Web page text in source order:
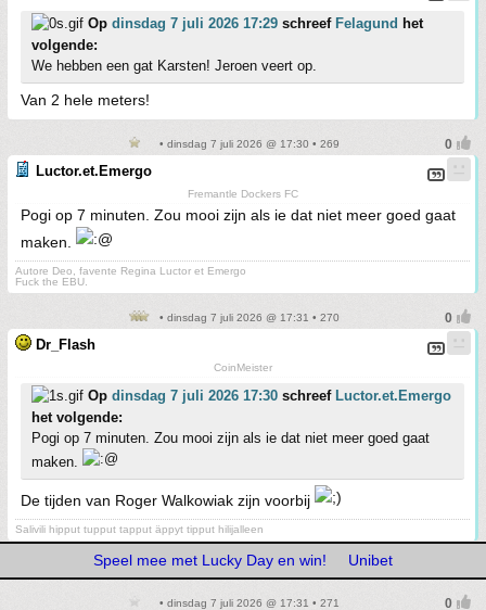
Op dinsdag 7 juli 2026 17:29 schreef Felagund het
volgende:
We hebben een gat Karsten! Jeroen veert op.
Van 2 hele meters!
• dinsdag 7 juli 2026 @ 17:30 • 269
Luctor.et.Emergo
Fremantle Dockers FC
Pogi op 7 minuten. Zou mooi zijn als ie dat niet meer goed gaat
maken.
Autore Deo, favente Regina Luctor et Emergo
Fuck the EBU.
• dinsdag 7 juli 2026 @ 17:31 • 270
Dr_Flash
CoinMeister
Op dinsdag 7 juli 2026 17:30 schreef Luctor.et.Emergo
het volgende:
Pogi op 7 minuten. Zou mooi zijn als ie dat niet meer goed gaat
maken.
De tijden van Roger Walkowiak zijn voorbij
Salivili hipput tupput tapput äppyt tipput hilijalleen
Speel mee met Lucky Day en win! Unibet
• dinsdag 7 juli 2026 @ 17:31 • 271